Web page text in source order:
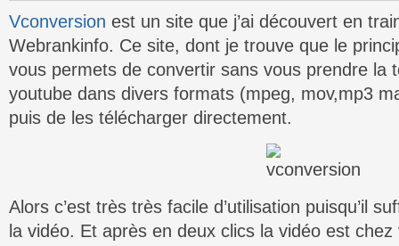
Vconversion est un site que j’ai découvert en
Webrankinfo. Ce site, dont je trouve que le
vous permets de convertir sans vous prendre la
youtube dans divers formats (mpeg, mov,mp3
puis de les télécharger directement.
Alors c’est très très facile d’utilisation puisqu’il
la vidéo. Et après en deux clics la vidéo est chez